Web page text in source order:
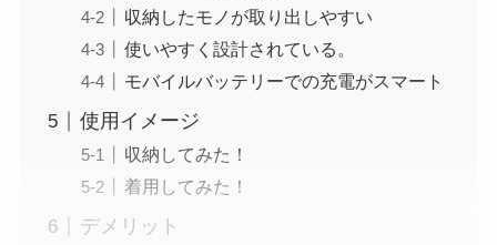
収納したモノが取り出しやすい
使いやすく設計されている。
モバイルバッテリーでの充電がスマート
使用イメージ
収納してみた！
着用してみた！
デメリット